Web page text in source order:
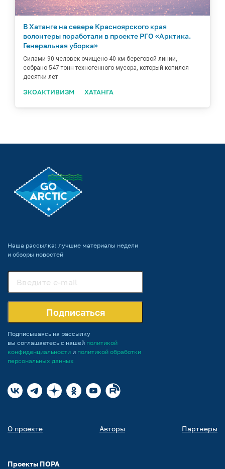
В Хатанге на севере Красноярского края
волонтеры поработали в проекте РГО «Арктика.
Генеральная уборка»
Силами 90 человек очищено 40 км береговой линии,
собрано 547 тонн техногенного мусора, который копился
десятки лет
ЭКОАКТИВИЗМ ХАТАНГА
Наша рассылка: лучшие материалы недели
и обзоры новостей
Подписаться
Подписываясь на рассылку
вы соглашаетесь с нашей политикой
конфиденциальности и политикой обработки
персональных данных
О проекте Авторы Партнеры
Проекты ПОРА